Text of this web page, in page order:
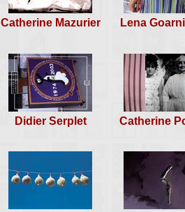
Catherine Mazurier Lena
Didier Serplet Catherine